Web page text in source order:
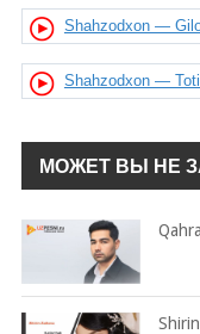
Shahzodxon —
Shahzodxon —
МОЖЕТ ВЫ НЕ